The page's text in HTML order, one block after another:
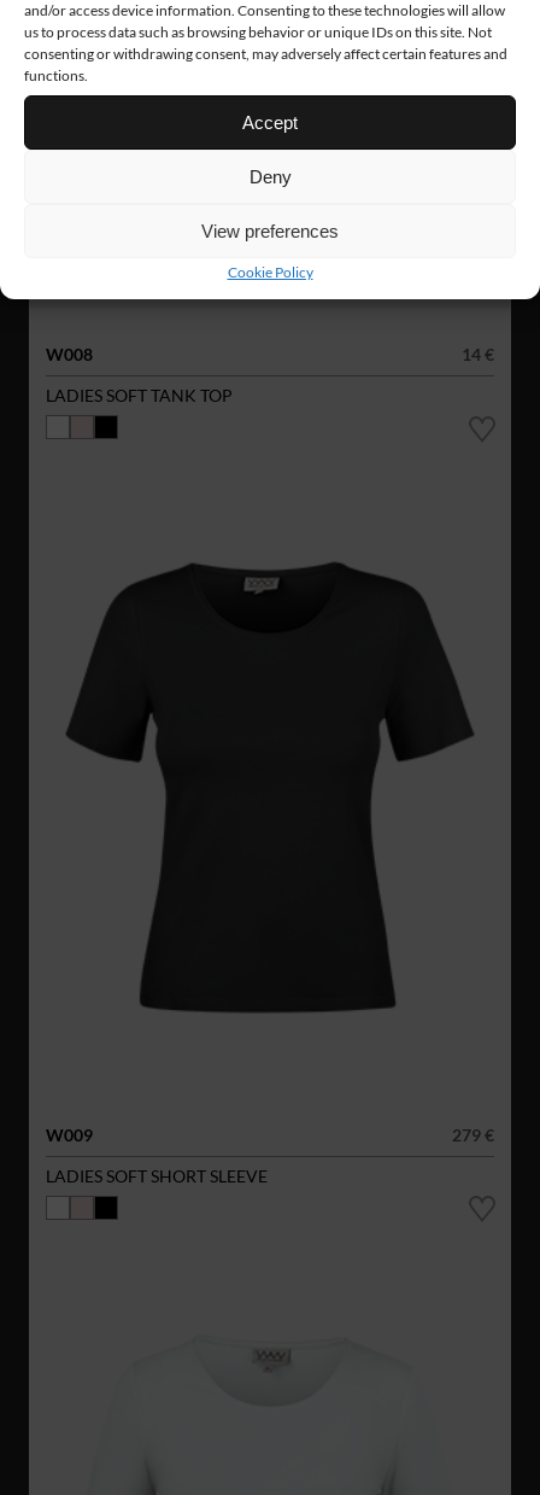
and/or access device information. Consenting to these technologies will allow
us to process data such as browsing behavior or unique IDs on this site. Not
consenting or withdrawing consent, may adversely affect certain features and
functions.
Accept
Deny
View preferences
Cookie Policy
W008
14 €
LADIES SOFT TANK TOP
W009
279 €
LADIES SOFT SHORT SLEEVE